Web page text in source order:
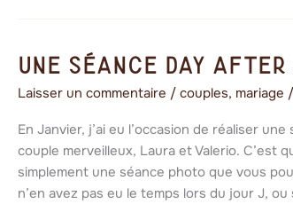
Une séance day after
Laisser un commentaire / couples, mariage
En Janvier, j’ai eu l’occasion de réaliser
couple merveilleux, Laura et Valerio. C’est
simplement une séance photo que vous
n’en avez pas eu le temps lors du jour J, ou
Une
séance
after
à
Paris